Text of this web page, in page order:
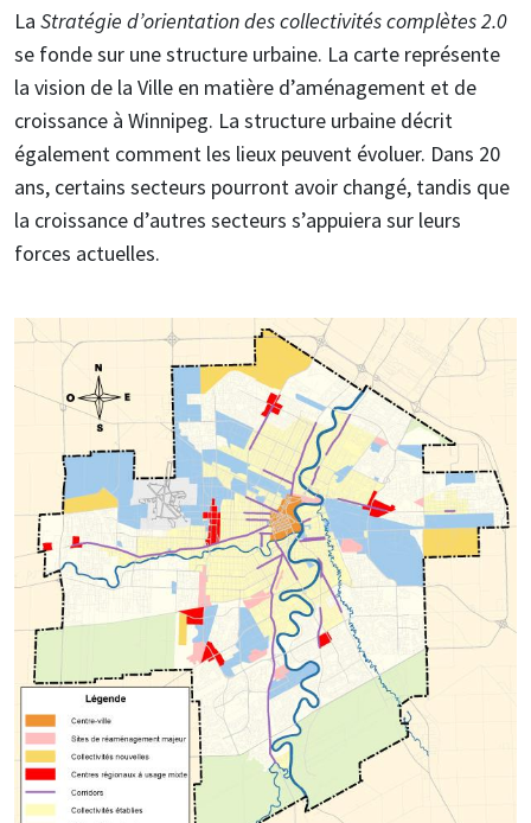
La Stratégie d’orientation des collectivités complètes 2.0
se fonde sur une structure urbaine. La carte représente
la vision de la Ville en matière d’aménagement et de
croissance à Winnipeg. La structure urbaine décrit
également comment les lieux peuvent évoluer. Dans 20
ans, certains secteurs pourront avoir changé, tandis que
la croissance d’autres secteurs s’appuiera sur leurs
forces actuelles.
Image